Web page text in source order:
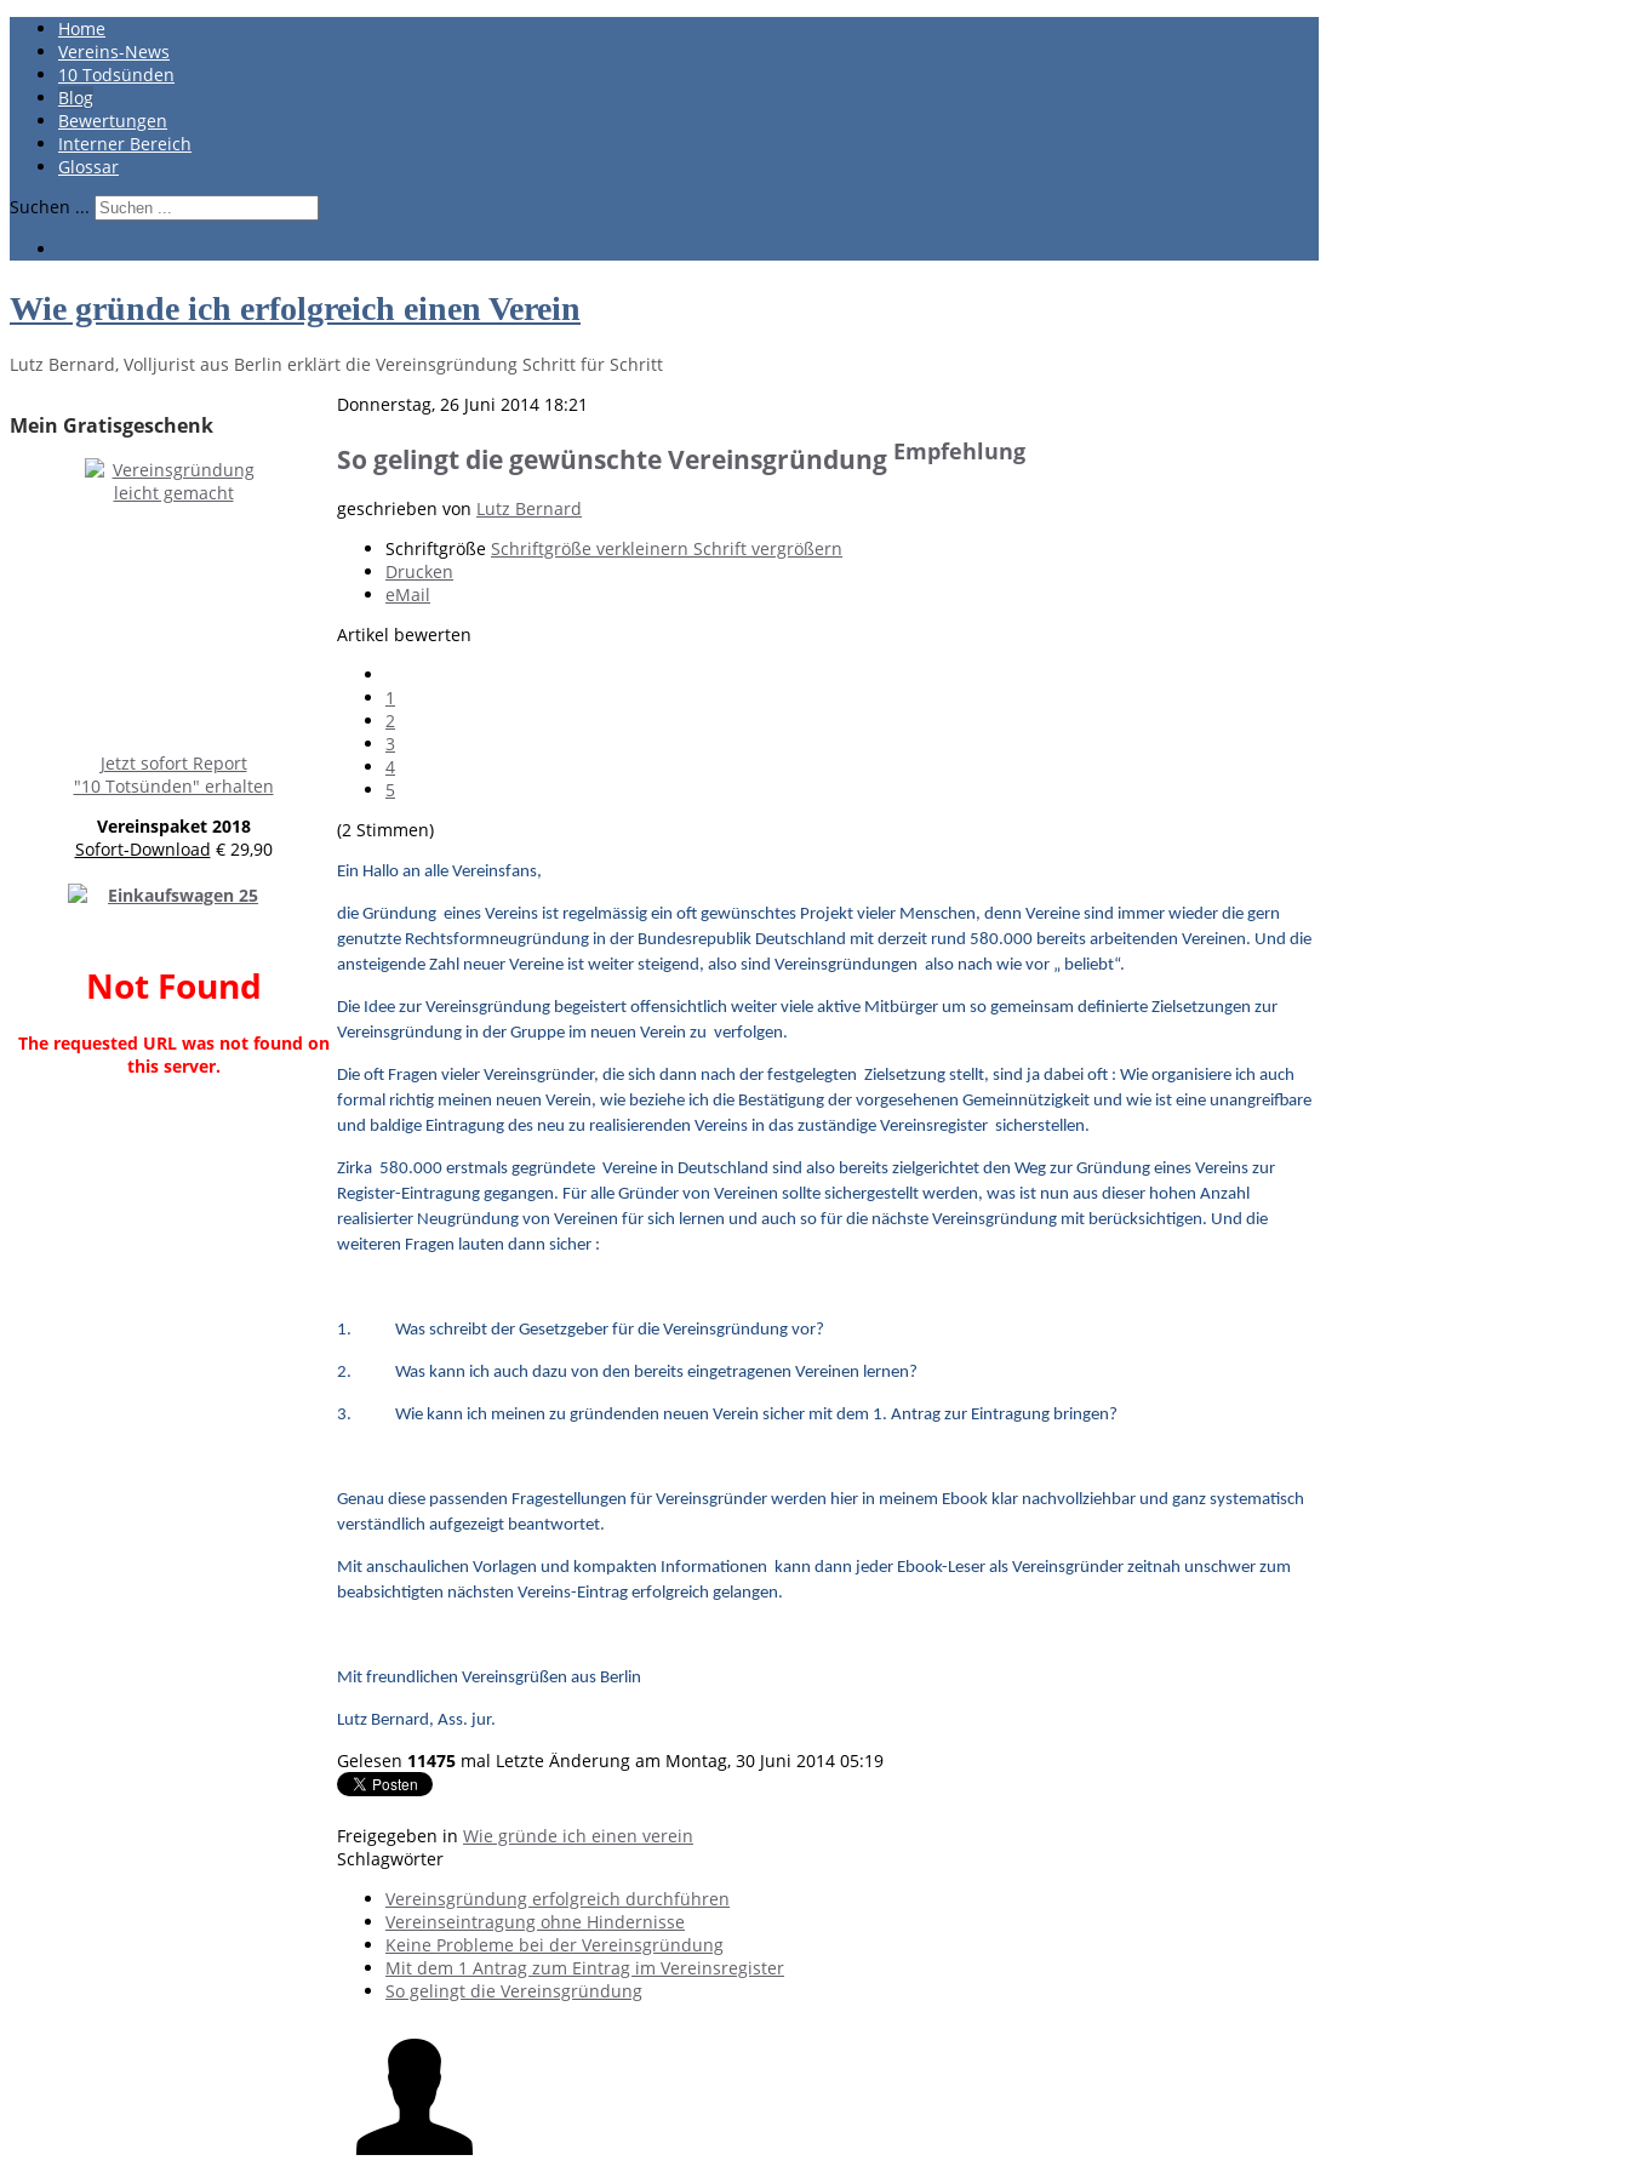
Home
Vereins-News
10 Todsünden
Blog
Bewertungen
Interner Bereich
Glossar
Suchen ...
Wie gründe ich erfolgreich einen Verein
Lutz Bernard, Volljurist aus Berlin erklärt die Vereinsgründung Schritt für Schritt
Mein Gratisgeschenk
Jetzt sofort Report
"10 Totsünden" erhalten
Vereinspaket 2018
Sofort-Download € 29,90
Not Found
The requested URL was not found on
this server.
Donnerstag, 26 Juni 2014 18:21
So gelingt die gewünschte Vereinsgründung Empfehlung
geschrieben von Lutz Bernard
Schriftgröße Schriftgröße verkleinern Schrift vergrößern
Drucken
eMail
Artikel bewerten
1
2
3
4
5
(2 Stimmen)
Ein Hallo an alle Vereinsfans,
die Gründung eines Vereins ist regelmässig ein oft gewünschtes Projekt vieler Menschen, denn Vereine sind immer wieder die gern
genutzte Rechtsformneugründung in der Bundesrepublik Deutschland mit derzeit rund 580.000 bereits arbeitenden Vereinen. Und die
ansteigende Zahl neuer Vereine ist weiter steigend, also sind Vereinsgründungen also nach wie vor „ beliebt“.
Die Idee zur Vereinsgründung begeistert offensichtlich weiter viele aktive Mitbürger um so gemeinsam definierte Zielsetzungen zur
Vereinsgründung in der Gruppe im neuen Verein zu verfolgen.
Die oft Fragen vieler Vereinsgründer, die sich dann nach der festgelegten Zielsetzung stellt, sind ja dabei oft : Wie organisiere ich auch
formal richtig meinen neuen Verein, wie beziehe ich die Bestätigung der vorgesehenen Gemeinnützigkeit und wie ist eine unangreifbare
und baldige Eintragung des neu zu realisierenden Vereins in das zuständige Vereinsregister sicherstellen.
Zirka 580.000 erstmals gegründete Vereine in Deutschland sind also bereits zielgerichtet den Weg zur Gründung eines Vereins zur
Register-Eintragung gegangen. Für alle Gründer von Vereinen sollte sichergestellt werden, was ist nun aus dieser hohen Anzahl
realisierter Neugründung von Vereinen für sich lernen und auch so für die nächste Vereinsgründung mit berücksichtigen. Und die
weiteren Fragen lauten dann sicher :
1. Was schreibt der Gesetzgeber für die Vereinsgründung vor?
2. Was kann ich auch dazu von den bereits eingetragenen Vereinen lernen?
3. Wie kann ich meinen zu gründenden neuen Verein sicher mit dem 1. Antrag zur Eintragung bringen?
Genau diese passenden Fragestellungen für Vereinsgründer werden hier in meinem Ebook klar nachvollziehbar und ganz systematisch
verständlich aufgezeigt beantwortet.
Mit anschaulichen Vorlagen und kompakten Informationen kann dann jeder Ebook-Leser als Vereinsgründer zeitnah unschwer zum
beabsichtigten nächsten Vereins-Eintrag erfolgreich gelangen.
Mit freundlichen Vereinsgrüßen aus Berlin
Lutz Bernard, Ass. jur.
Gelesen 11475 mal Letzte Änderung am Montag, 30 Juni 2014 05:19
Freigegeben in Wie gründe ich einen verein
Schlagwörter
Vereinsgründung erfolgreich durchführen
Vereinseintragung ohne Hindernisse
Keine Probleme bei der Vereinsgründung
Mit dem 1 Antrag zum Eintrag im Vereinsregister
So gelingt die Vereinsgründung